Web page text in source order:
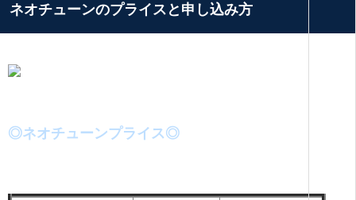
ネオチューンのプライスと申し込み方
◎ネオチューンプライス◎